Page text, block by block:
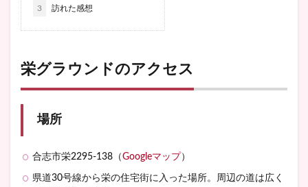
3 訪れた感想
栄グラウンドのアクセス
場所
合志市栄2295-138（Googleマップ ）
県道30号線から栄の住宅街に入った場所。周辺の道は広く